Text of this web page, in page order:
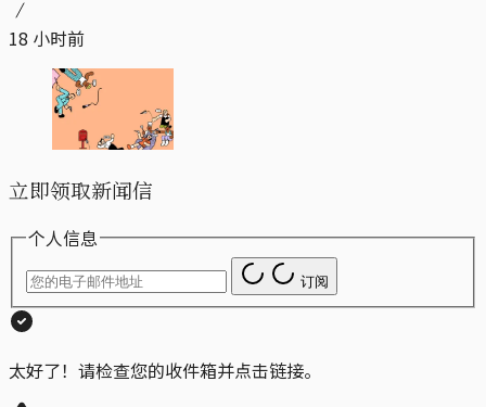
18 小时前
立即领取新闻信
个人信息
订阅
太好了！请检查您的收件箱并点击链接。